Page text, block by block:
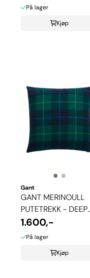
På lager
Kjøp
Gant
GANT MERINOULL
PUTETREKK - DEEP
FOREST
1.600,-
På lager
Kjøp